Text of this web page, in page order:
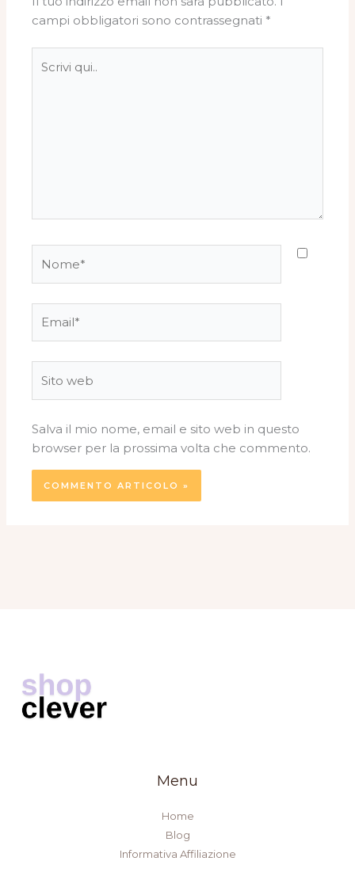
campi obbligatori sono contrassegnati *
qui..
web
Salva il mio nome, email e sito web in questo
browser per la prossima volta che commento.
Menu
Home
Blog
Informativa Affiliazione